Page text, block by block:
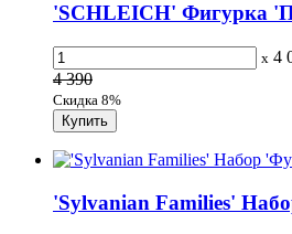
'SCHLEICH' Фигурка
x 4
4 390
Скидка 8%
'Sylvanian Families'